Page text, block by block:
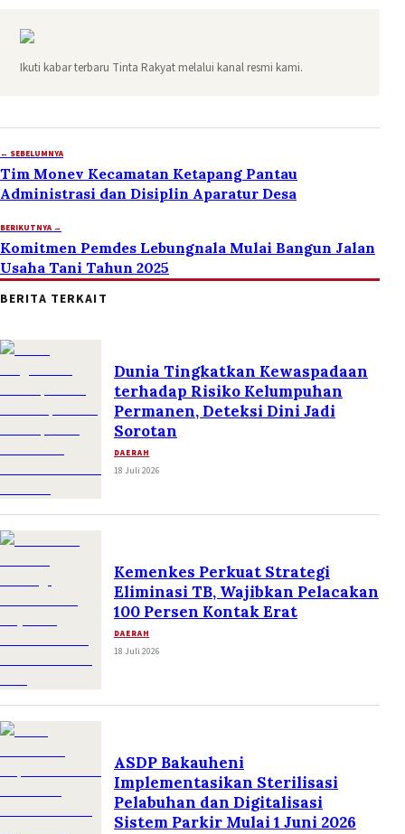
Ikuti kabar terbaru Tinta Rakyat melalui kanal resmi kami.
← SEBELUMNYA
Tim Monev Kecamatan Ketapang Pantau
Administrasi dan Disiplin Aparatur Desa
BERIKUTNYA →
Komitmen Pemdes Lebungnala Mulai Bangun Jalan
Usaha Tani Tahun 2025
BERITA TERKAIT
Dunia Tingkatkan Kewaspadaan
terhadap Risiko Kelumpuhan
Permanen, Deteksi Dini Jadi
Sorotan
DAERAH
18 Juli 2026
Kemenkes Perkuat Strategi
Eliminasi TB, Wajibkan Pelacakan
100 Persen Kontak Erat
DAERAH
18 Juli 2026
ASDP Bakauheni
Implementasikan Sterilisasi
Pelabuhan dan Digitalisasi
Sistem Parkir Mulai 1 Juni 2026